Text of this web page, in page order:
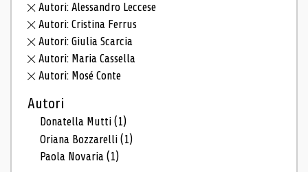
Autori: Alessandro Leccese
Autori: Cristina Ferrus
Autori: Giulia Scarcia
Autori: Maria Cassella
Autori: Mosé Conte
Autori
Donatella Mutti(1)
Oriana Bozzarelli(1)
Paola Novaria(1)